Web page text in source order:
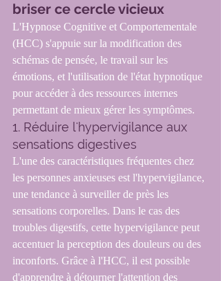
briser ce cercle vicieux
L'Hypnose Cognitive et Comportementale
(HCC) s'appuie sur la modification des
schémas de pensée, le travail sur les
émotions, et l'utilisation de l'état hypnotique
pour accéder à des ressources internes
permettant de mieux gérer les symptômes.
1. Réduire l'hypervigilance aux
sensations digestives
L'une des caractéristiques fréquentes chez
les personnes anxieuses est l'hypervigilance,
une tendance à surveiller de près les
sensations corporelles. Dans le cas des
troubles digestifs, cette hypervigilance peut
accentuer la perception des douleurs ou des
inconforts. Grâce à l'HCC, il est possible
d'apprendre à détourner l'attention des